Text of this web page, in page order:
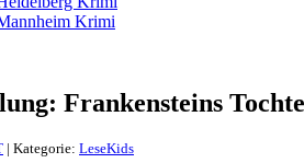
Krimi
Frankensteins
| Kategorie: LeseKids